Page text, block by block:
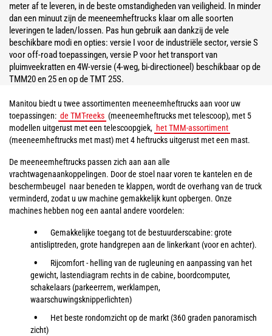
meter af te leveren, in de beste omstandigheden van veiligheid. In minder
dan een minuut zijn de meeneemheftrucks klaar om alle soorten
leveringen te laden/lossen. Pas hun gebruik aan dankzij de vele
beschikbare modi en opties: versie I voor de industriële sector, versie S
voor off-road toepassingen, versie P voor het transport van
pluimveekratten en 4W-versie (4-weg, bi-directioneel) beschikbaar op de
TMM20 en 25 en op de TMT 25S.
Manitou biedt u twee assortimenten meeneemheftrucks aan voor uw
toepassingen: de TMT-reeks (meeneemheftrucks met telescoop), met 5
modellen uitgerust met een telescoopgiek, het TMM-assortiment
(meeneemheftrucks met mast) met 4 heftrucks uitgerust met een mast.
De meeneemheftrucks passen zich aan aan alle
vrachtwagenaankoppelingen. Door de stoel naar voren te kantelen en de
beschermbeugel naar beneden te klappen, wordt de overhang van de truck
verminderd, zodat u uw machine gemakkelijk kunt opbergen. Onze
machines hebben nog een aantal andere voordelen:
Gemakkelijke toegang tot de bestuurderscabine: grote
antisliptreden, grote handgrepen aan de linkerkant (voor en achter).
Rijcomfort - helling van de rugleuning en aanpassing van het
gewicht, lastendiagram rechts in de cabine, boordcomputer,
schakelaars (parkeerrem, werklampen,
waarschuwingsknipperlichten)
Het beste rondomzicht op de markt (360 graden panoramisch
zicht)